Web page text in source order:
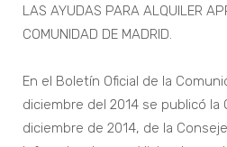
LAS AYUDAS PARA ALQUILER
COMUNIDAD DE MADRID.
En el Boletín Oficial de la
diciembre del 2014 se publicó la
diciembre de 2014, de la